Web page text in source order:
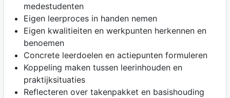
medestudenten
Eigen leerproces in handen nemen
Eigen kwalitieiten en werkpunten herkennen en
benoemen
Concrete leerdoelen en actiepunten formuleren
Koppeling maken tussen leerinhouden en
praktijksituaties
Reflecteren over takenpakket en basishouding